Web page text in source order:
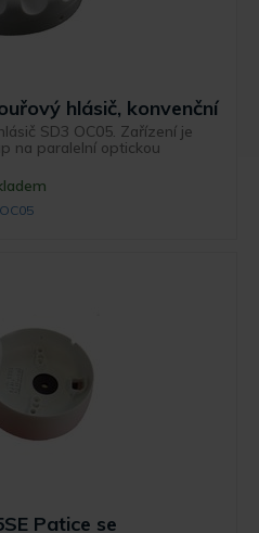
hlásič, konvenční
SD3 OC05. Zařízení je
na paralelní optickou
OC05
Patice se